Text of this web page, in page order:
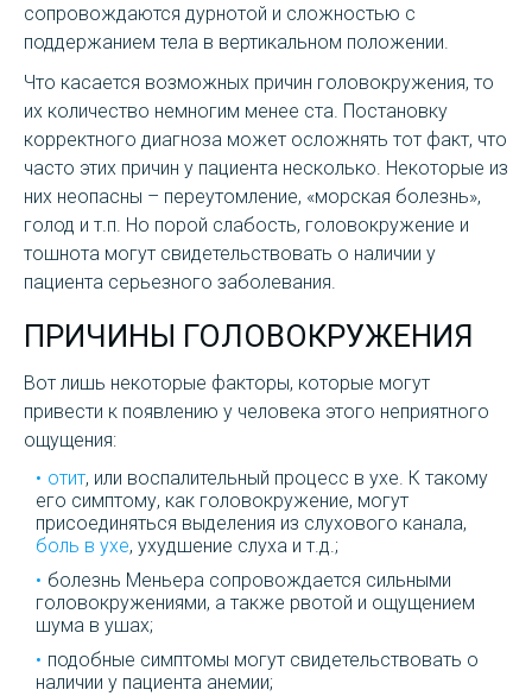
сопровождаются дурнотой и сложностью с
поддержанием тела в вертикальном положении.
Что касается возможных причин головокружения, то
их количество немногим менее ста. Постановку
корректного диагноза может осложнять тот факт, что
часто этих причин у пациента несколько. Некоторые из
них неопасны – переутомление, «морская болезнь»,
голод и т.п. Но порой слабость, головокружение и
тошнота могут свидетельствовать о наличии у
пациента серьезного заболевания.
ПРИЧИНЫ ГОЛОВОКРУЖЕНИЯ
Вот лишь некоторые факторы, которые могут
привести к появлению у человека этого неприятного
ощущения:
отит, или воспалительный процесс в ухе. К такому
его симптому, как головокружение, могут
присоединяться выделения из слухового канала,
боль в ухе, ухудшение слуха и т.д.;
болезнь Меньера сопровождается сильными
головокружениями, а также рвотой и ощущением
шума в ушах;
подобные симптомы могут свидетельствовать о
наличии у пациента анемии;